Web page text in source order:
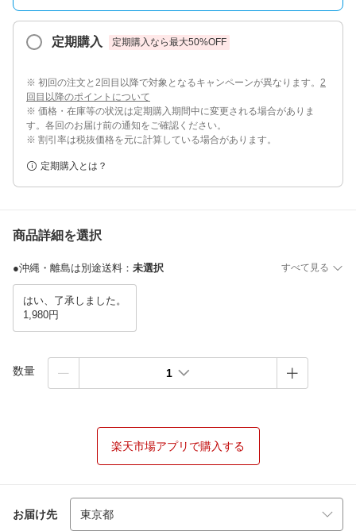
定期購入 定期購入なら最大50%OFF
※ 初回の注文と2回目以降で対象となるキャンペーンが異なります。 2
回目以降のポイントについて
※ 価格・在庫等の状況は定期購入期間中に変更される場合がありま
す。各回のお届け前の通知をご確認ください。
※ 割引率は税抜価格を元に計算している場合があります。
定期購入とは？
商品詳細を選択
●沖縄・離島は別途送料 ： 未選択 すべて見る
はい、了承しました。
1,980円
数量 1
楽天市場アプリで購入する
お届け先